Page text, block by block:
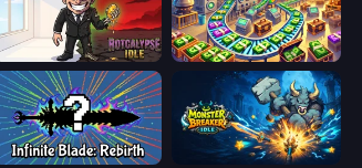
Rotcalypse: Idle Incremental Money Factory: Tycoon Idle Game
Infinite Blade: Rebirth Monster Breaker Idle